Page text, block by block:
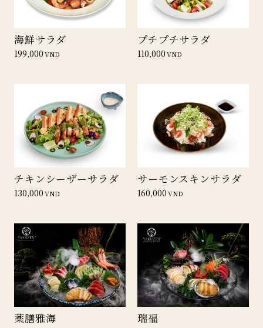
海鮮サラダ
199,000VND
プチプチサラダ
110,000VND
チキンシーザーサラダ
130,000VND
サーモンスキンサラダ
160,000VND
薬膳雅海 瑞福